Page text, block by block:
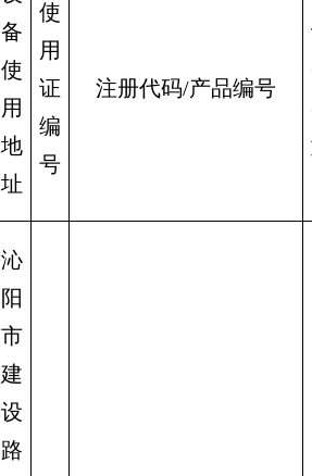
备
使
用
地
址
使
用
证
编
号
注册代码/产品编号
沁
阳
市
建
设
路